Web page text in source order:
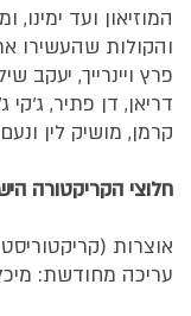
המוזיאון ועד
והקולות שהעשירו
פרץ ויינרייך, יעקב
דריאן, דן פתיר, ג'קי
קרמן, מושיק לין
חלוצי הקריקטורה
עריכה מחודשת: